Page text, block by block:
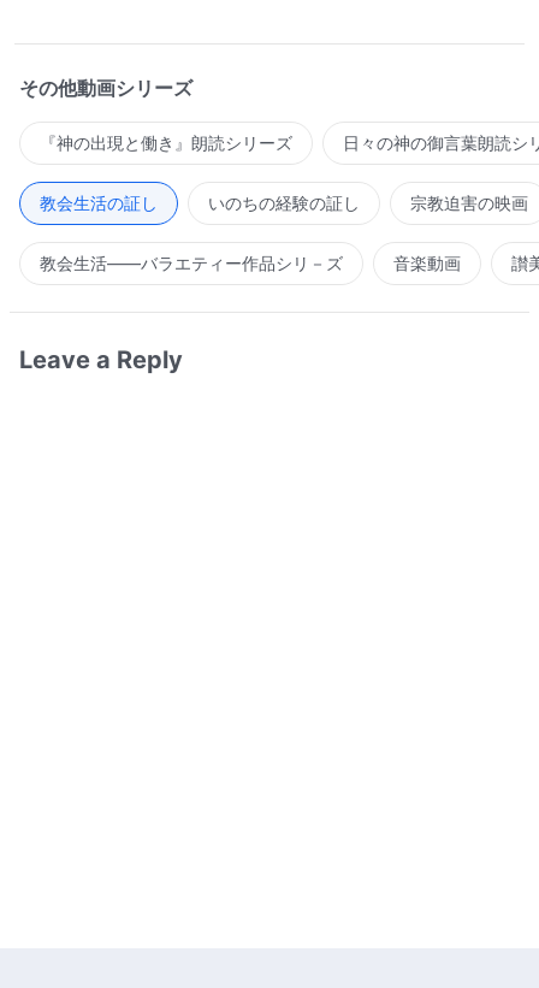
その他動画シリーズ
『神の出現と働き』朗読シリーズ 日々の神の御言葉朗読シ
教会生活の証し いのちの経験の証し 宗教迫害の映画
教会生活――バラエティー作品シリ－ズ 音楽動画 讃
Leave a Reply